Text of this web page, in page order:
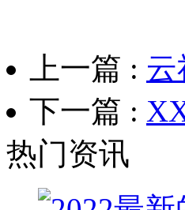
上一篇 :
下一篇 :
热门资讯